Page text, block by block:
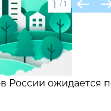
1 / 1
России